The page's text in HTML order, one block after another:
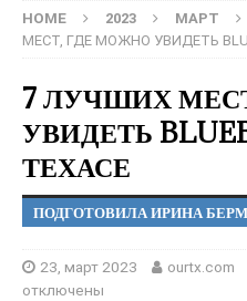
HOME 2023 МАРТ
МЕСТ, ГДЕ МОЖНО УВИДЕТЬ
7 ЛУЧШИХ
УВИДЕТЬ
ТЕХАСЕ
ПОДГОТОВИЛА ИРИНА
23, март 2023 ourtx.com
отключены